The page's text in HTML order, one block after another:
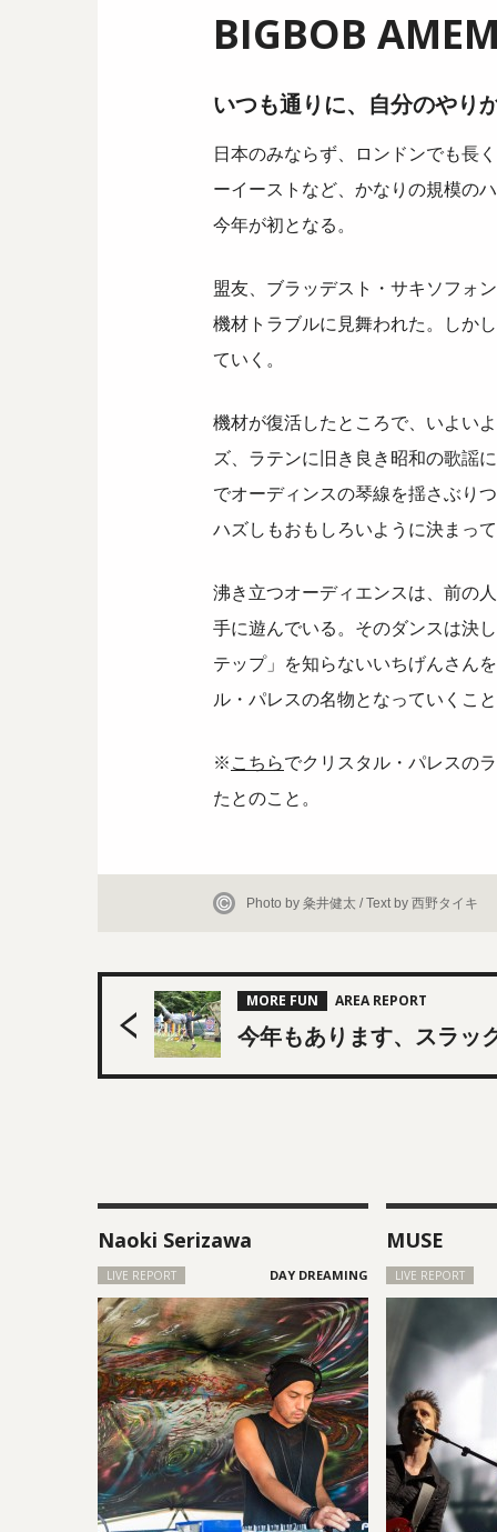
BIGBOB
いつも通りに、自分のやり
日本のみならず、ロンドンでも長
ーイーストなど、かなりの規模の
今年が初となる。
盟友、ブラッデスト・サキソフォ
機材トラブルに見舞われた。しか
ていく。
機材が復活したところで、いよい
ズ、ラテンに旧き良き昭和の歌謡
でオーディンスの琴線を揺さぶり
ハズしもおもしろいように決まっ
沸き立つオーディエンスは、前の
手に遊んでいる。そのダンスは決
テップ」を知らないいちげんさん
ル・パレスの名物となっていくこ
※こちらでクリスタル・パレスの
たとのこと。
Photo by 粂井健太 / Text by 西野タイキ
MORE FUN
今年もあります、スラッ
Naoki Serizawa
LIVE REPORT
MUSE
LIVE REPORT